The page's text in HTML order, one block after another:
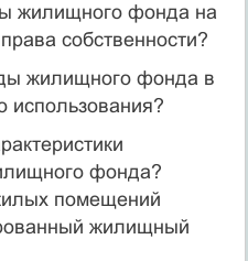
жилищного фонда на
собственности?
жилищного фонда в
использования?
фонда?
помещений
жилищный